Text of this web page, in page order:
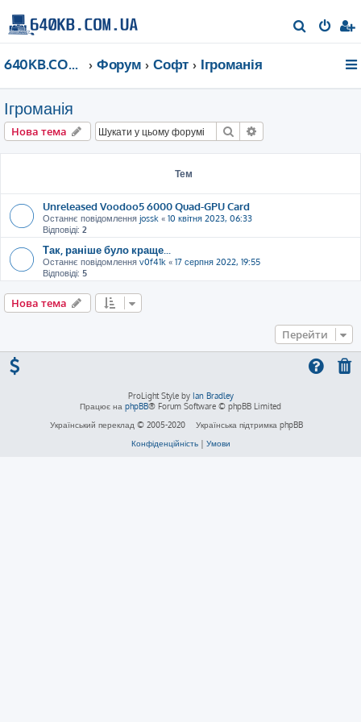
о
640KB.COM.UA Форум Софт Ігроманія
Ігроманія
Нова тема Пошук
Тем
Unreleased Voodoo5 6000 Quad-GPU Card
Останнє повідомлення jossk « 10 квітня 2023, 06:33
Відповіді: 2
Так, раніше було краще...
Останнє повідомлення v0f41k « 17 серпня 2022, 19:55
Відповіді: 5
Нова тема
Перейти
ProLight Style by Ian Bradley
Працює на phpBB® Forum Software © phpBB Limited
Український переклад © 2005-2020
Українська підтримка phpBB
Конфіденційність| Умови